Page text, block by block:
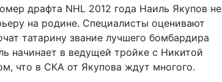
драфта NHL 2012 года Наиль Якупов не
на родине. Специалисты оценивают
татарину звание лучшего бомбардира
начинает в ведущей тройке с Никитой
что в СКА от Якупова ждут многого.